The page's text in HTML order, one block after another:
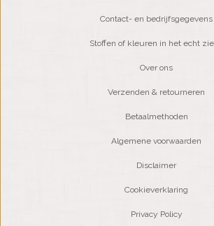
Contact- en bedrijfsgegevens
Stoffen of kleuren in het echt
Over ons
Verzenden & retourneren
Betaalmethoden
Algemene voorwaarden
Disclaimer
Cookieverklaring
Privacy Policy